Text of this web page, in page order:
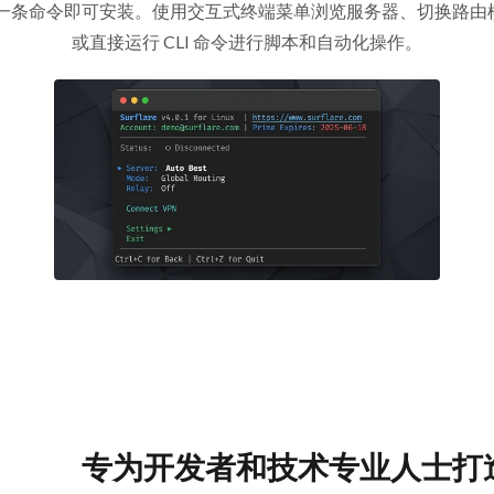
条命令即可安装。使用交互式终端菜单浏览服务器、切换路
或直接运行 CLI 命令进行脚本和自动化操作。
专为开发者和技术专业人士打